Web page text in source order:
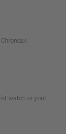
watch or your